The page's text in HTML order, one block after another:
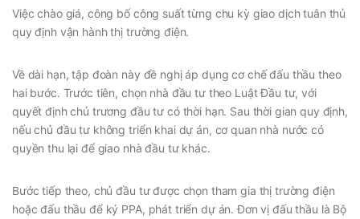
Việc chào giá, công bố công suất từng chu kỳ giao dịch tuân thủ
quy định vận hành thị trường điện.
Về dài hạn, tập đoàn này đề nghị áp dụng cơ chế đấu thầu theo
hai bước. Trước tiên, chọn nhà đầu tư theo Luật Đầu tư, với
quyết định chủ trương đầu tư có thời hạn. Sau thời gian quy định,
nếu chủ đầu tư không triển khai dự án, cơ quan nhà nước có
quyền thu lại để giao nhà đầu tư khác.
Bước tiếp theo, chủ đầu tư được chọn tham gia thị trường điện
hoặc đấu thầu để ký PPA, phát triển dự án. Đơn vị đấu thầu là Bộ